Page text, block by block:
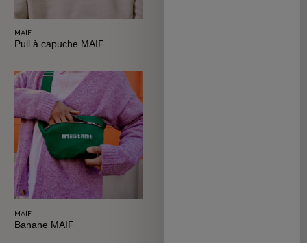
MAIF
Pull à capuche MAIF
MAIF
Banane MAIF